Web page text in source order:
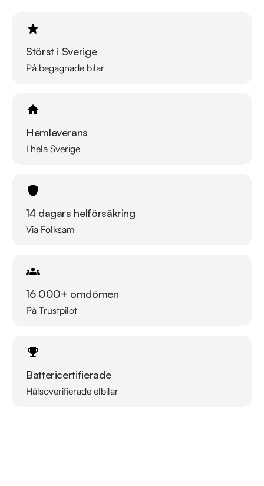
Störst i Sverige
På begagnade bilar
Hemleverans
I hela Sverige
14 dagars helförsäkring
Via Folksam
16 000+ omdömen
På Trustpilot
Battericertifierade
Hälsoverifierade elbilar
Läs mer om oss